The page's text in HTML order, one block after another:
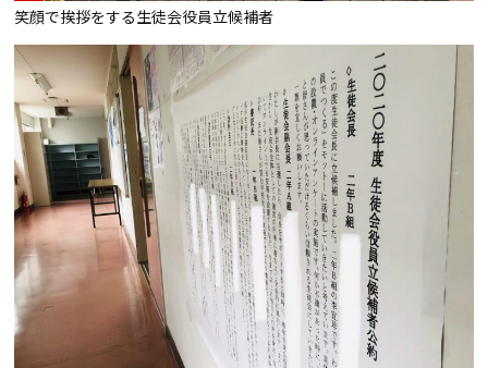
笑顔で挨拶をする生徒会役員立候補者